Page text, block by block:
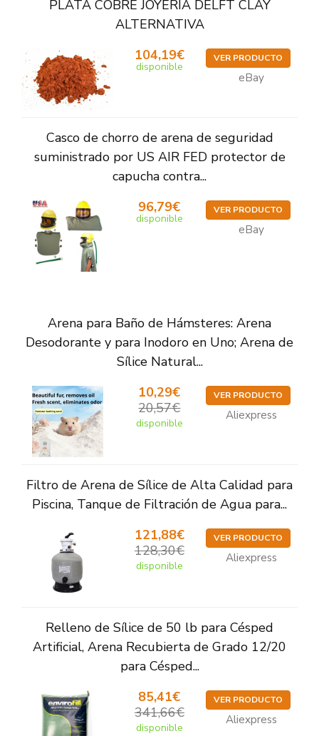
PLATA COBRE JOYERÍA DELFT CLAY
ALTERNATIVA
104,19€
disponible
VER PRODUCTO
eBay
Casco de chorro de arena de seguridad
suministrado por US AIR FED protector de
capucha contra...
96,79€
disponible
VER PRODUCTO
eBay
Arena para Baño de Hámsteres: Arena
Desodorante y para Inodoro en Uno; Arena de
Sílice Natural...
10,29€
20,57€
disponible
VER PRODUCTO
Aliexpress
Filtro de Arena de Sílice de Alta Calidad para
Piscina, Tanque de Filtración de Agua para...
121,88€
128,30€
disponible
VER PRODUCTO
Aliexpress
Relleno de Sílice de 50 lb para Césped
Artificial, Arena Recubierta de Grado 12/20
para Césped...
85,41€
341,66€
disponible
VER PRODUCTO
Aliexpress